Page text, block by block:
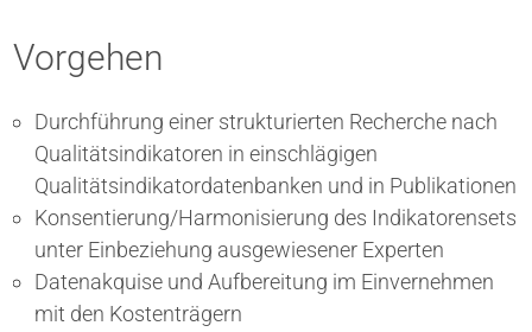
Vorgehen
Durchführung einer strukturierten Recherche nach
Qualitätsindikatoren in einschlägigen
Qualitätsindikatordatenbanken und in Publikationen
Konsentierung/Harmonisierung des Indikatorensets
unter Einbeziehung ausgewiesener Experten
Datenakquise und Aufbereitung im Einvernehmen
mit den Kostenträgern